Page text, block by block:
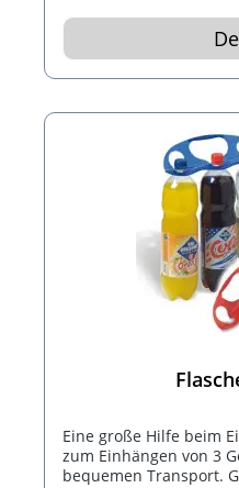
Eine große Hilfe beim
zum Einhängen von 3
bequemen Transport.